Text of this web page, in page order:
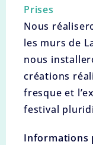
Prises
Nous
les murs de
nous
créations
fresque et
festival
Informations